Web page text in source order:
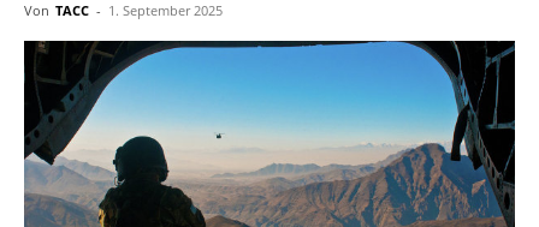
Von TACC - 1. September 2025